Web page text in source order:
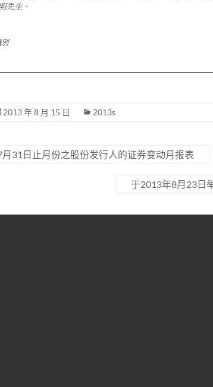
2013 年 8 月 15 日 2013s
31日止月份之股份发行人的证券变动月报表
于2013年8月23日